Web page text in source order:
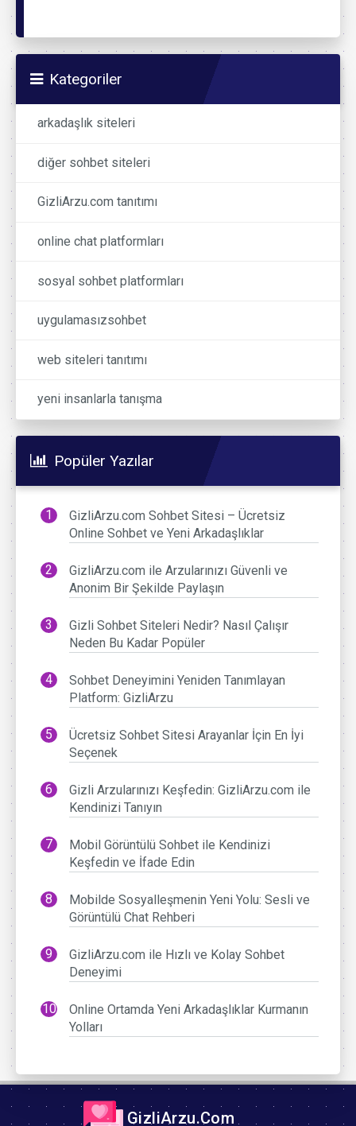
Kategoriler
arkadaşlık siteleri
diğer sohbet siteleri
GizliArzu.com tanıtımı
online chat platformları
sosyal sohbet platformları
uygulamasızsohbet
web siteleri tanıtımı
yeni insanlarla tanışma
Popüler Yazılar
GizliArzu.com Sohbet Sitesi – Ücretsiz
Online Sohbet ve Yeni Arkadaşlıklar
GizliArzu.com ile Arzularınızı Güvenli ve
Anonim Bir Şekilde Paylaşın
Gizli Sohbet Siteleri Nedir? Nasıl Çalışır
Neden Bu Kadar Popüler
Sohbet Deneyimini Yeniden Tanımlayan
Platform: GizliArzu
Ücretsiz Sohbet Sitesi Arayanlar İçin En İyi
Seçenek
Gizli Arzularınızı Keşfedin: GizliArzu.com ile
Kendinizi Tanıyın
Mobil Görüntülü Sohbet ile Kendinizi
Keşfedin ve İfade Edin
Mobilde Sosyalleşmenin Yeni Yolu: Sesli ve
Görüntülü Chat Rehberi
GizliArzu.com ile Hızlı ve Kolay Sohbet
Deneyimi
Online Ortamda Yeni Arkadaşlıklar Kurmanın
Yolları
GizliArzu.Com